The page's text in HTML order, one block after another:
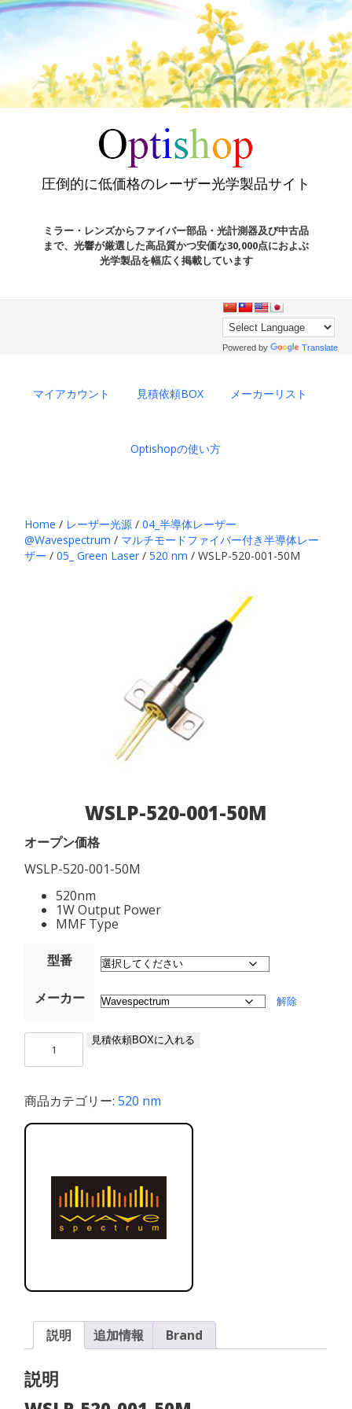
圧倒的に低価格のレーザー光学製品サイト
ミラー・レンズからファイバー部品・光計測器及び中古品
まで、光響が厳選した高品質かつ安価な30,000点におよぶ
光学製品を幅広く掲載しています
Powered by Translate
マイアカウント 見積依頼BOX メーカーリスト
Optishopの使い方
Home / レーザー光源 /04_半導体レーザー
@Wavespectrum / マルチモードファイバー付き半導体レー
ザー /05_ Green Laser /520 nm / WSLP-520-001-50M
WSLP-520-001-50M
オープン価格
WSLP-520-001-50M
520nm
1W Output Power
MMF Type
型番
メーカー 解除
50M
個
見積依頼BOXに入れる
商品カテゴリー:520 nm
説明 追加情報 Brand
説明